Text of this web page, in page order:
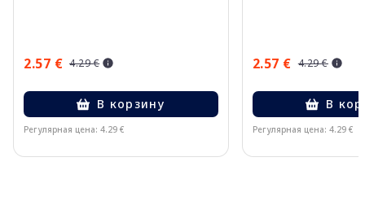
2.57 € 4.29 €
В корзину
Регулярная цена: 4.29 €
2.57 € 4.29 €
В
Регулярная цена: 4.29 €